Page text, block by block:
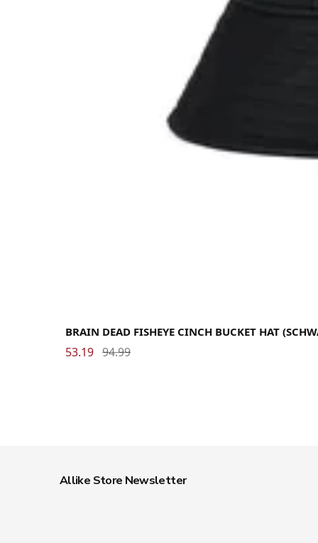
BRAIN DEAD FISHEYE CINCH BUCKET HAT
53.19 94.99
Allike Store Newsletter